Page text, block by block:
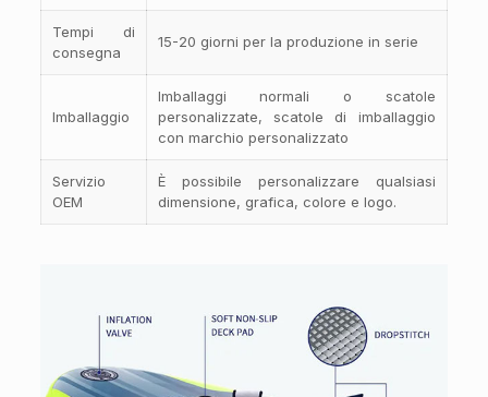
Tempi di
consegna
15-20 giorni per la produzione in serie
Imballaggio
Imballaggi normali o scatole
personalizzate, scatole di imballaggio
con marchio personalizzato
Servizio
OEM
È possibile personalizzare qualsiasi
dimensione, grafica, colore e logo.